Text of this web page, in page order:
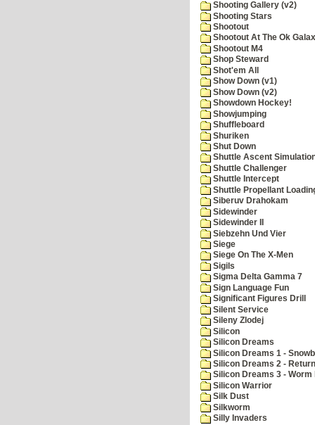
Shooting Gallery (v2)
Shooting Stars
Shootout
Shootout At The Ok
Shootout M4
Shop Steward
Shot'em All
Show Down (v1)
Show Down (v2)
Showdown Hockey!
Showjumping
Shuffleboard
Shuriken
Shut Down
Shuttle Ascent
Shuttle Challenger
Shuttle Intercept
Shuttle Propellant
Siberuv Drahokam
Sidewinder
Sidewinder II
Siebzehn Und Vier
Siege
Siege On The X-Men
Sigils
Sigma Delta Gamma 7
Sign Language Fun
Significant Figures Drill
Silent Service
Sileny Zlodej
Silicon
Silicon Dreams
Silicon Dreams 1 -
Silicon Dreams 2 -
Silicon Dreams 3 - Worm
Silicon Warrior
Silk Dust
Silkworm
Silly Invaders